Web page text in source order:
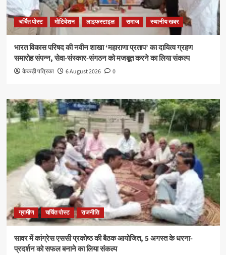
चर्चित पोस्ट मोटिवेशन लाइफस्टाइल समाज स्थानीय खबर
भारत विकास परिषद की नवीन शाखा ‘महाराणा प्रताप’ का दायित्व ग्रहण
समारोह संपन्न, सेवा-संस्कार-संगठन को मजबूत करने का लिया संकल्प
केकड़ी पत्रिका 6 August 2026 0
ग्रामीण चर्चित पोस्ट राजनीति
सावर में कांग्रेस एससी प्रकोष्ठ की बैठक आयोजित, 5 अगस्त के धरना-
प्रदर्शन को सफल बनाने का लिया संकल्प